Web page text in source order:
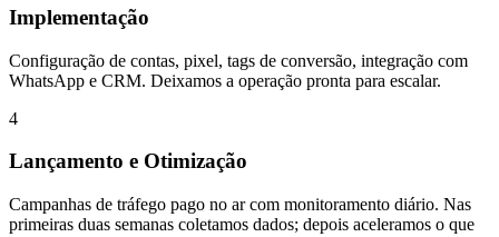
Implementação
Configuração de contas, pixel, tags de conversão, integração com
WhatsApp e CRM. Deixamos a operação pronta para escalar.
4
Lançamento e Otimização
Campanhas de tráfego pago no ar com monitoramento diário. Nas
primeiras duas semanas coletamos dados; depois aceleramos o que